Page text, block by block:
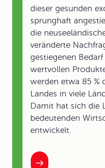
dieser gesunden
sprunghaft
die
veränderte
gestiegenen
wertvollen
werden etwa 85 %
Landes in viele
Damit hat sich die
bedeutenden
entwickelt.